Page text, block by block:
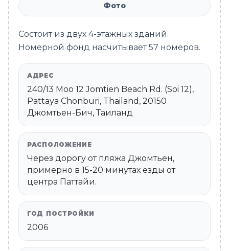
Фото
Состоит из двух 4-этажных зданий.
Номерной фонд насчитывает 57 номеров.
АДРЕС
240/13 Moo 12 Jomtien Beach Rd. (Soi 12),
Pattaya Chonburi, Thailand, 20150
Джомтьен-Бич, Таиланд
РАСПОЛОЖЕНИЕ
Через дорогу от пляжа Джомтьен,
примерно в 15-20 минутах езды от
центра Паттайи.
ГОД ПОСТРОЙКИ
2006